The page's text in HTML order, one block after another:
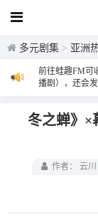
多元剧集 > 亚洲
前往蛙趣FM可
播剧），还会
冬之蝉》×
作者： 云川